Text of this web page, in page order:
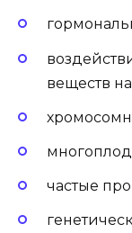
веществ
частые